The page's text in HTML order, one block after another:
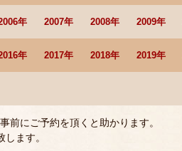
年 2007年 2008年 2009年
年 2017年 2018年 2019年
にご予約を頂くと助かります。
ます。